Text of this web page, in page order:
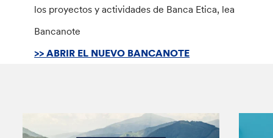
los proyectos y actividades de Banca Etica, lea
Bancanote
>> ABRIR EL NUEVO BANCANOTE